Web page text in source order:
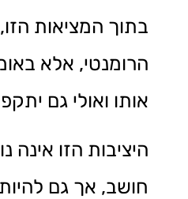
בתוך המציאות
הרומנטי, אלא
אותו ואולי גם
היציבות הזו
חושב, אך גם